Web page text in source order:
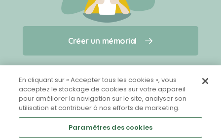
Créer un mémorial
Qui sommes-nous ?
Nous contacter
Partager sur Facebook
Créer un mémorial
En cliquant sur « Accepter tous les cookies », vous
acceptez le stockage de cookies sur votre appareil
pour améliorer la navigation sur le site, analyser son
utilisation et contribuer à nos efforts de marketing.
Paramètres des cookies